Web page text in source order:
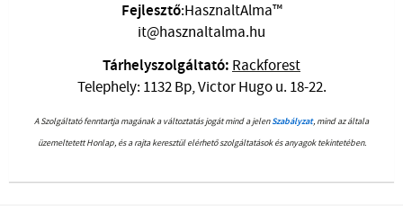
Fejlesztő:HasznaltAlma™
it@hasznaltalma.hu
Tárhelyszolgáltató:Rackforest
Telephely: 1132 Bp, Victor Hugo u. 18-22.
A Szolgáltató fenntartja magának a változtatás jogát mind a jelenSzabályzat, mind az általa
üzemeltetett Honlap, és a rajta keresztül elérhető szolgáltatások és anyagok tekintetében.